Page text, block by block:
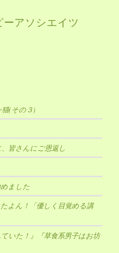
アソシエイツ
(その３)
皆さんにご恩返し
めました
よん！「優しく目覚める講
いた！』『草食系男子はお坊